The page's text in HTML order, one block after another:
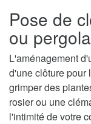
Pose de
ou pergola
L'aménagement
d'une clôture pour
grimper des
rosier ou une
l'intimité de votre